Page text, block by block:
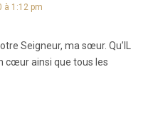
à 1:12 pm
Seigneur, ma sœur. Qu’IL
cœur ainsi que tous les